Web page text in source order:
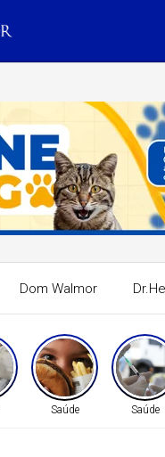
Dom Walmor
Saúde Saúde